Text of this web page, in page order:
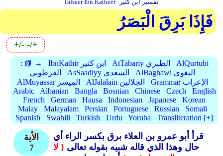
Tafseer Ibn Katheer تفسير ابن كثير
فَإِذَا بَرِقَ الْبَصَرُ
+/- -/+
: 📗 → IbnKathir ابن كثير AtTabariy الطبري
AlQurtubi
القرطوبي
AsSaadiyy السعدي
AlBaghawi البغوي
AlMuyassar الميسر
AlJalalain الجلالين
Grammar الإعراب
Arabic
Albanian Bangla Bosnian Chinese Czech
English
French
German Hausa Indonesian Japanese
Korean
Malay
Malayalam Persian Portuguese Russian
Somali
Spanish
Swahili Turkish Urdu Yoruba Transliteration [+]
الأية
7
قرأ أبو عمرو بن العلاء برق بكسر الراء أي
حال وهذا الذي قاله شبيه بقوله تعالى { لا